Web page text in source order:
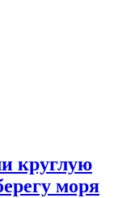
круглую
моря